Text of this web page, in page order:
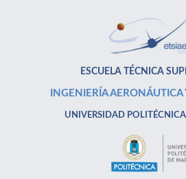
ESCUELA TÉCNICA
INGENIERÍA AERONÁUTICA
UNIVERSIDAD